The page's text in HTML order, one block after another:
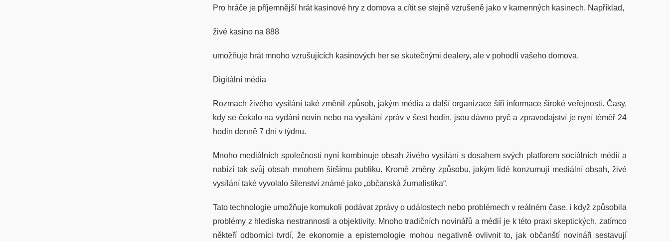
Pro hráče je příjemnější hrát kasinové hry z domova a cítit se stejně vzrušeně jako v kamenných kasinech. Například,
živé kasino na 888
umožňuje hrát mnoho vzrušujících kasinových her se skutečnými dealery, ale v pohodlí vašeho domova.
Digitální média
Rozmach živého vysílání také změnil způsob, jakým média a další organizace šíří informace široké veřejnosti. Časy,
kdy se čekalo na vydání novin nebo na vysílání zpráv v šest hodin, jsou dávno pryč a zpravodajství je nyní téměř 24
hodin denně 7 dní v týdnu.
Mnoho mediálních společností nyní kombinuje obsah živého vysílání s dosahem svých platforem sociálních médií a
nabízí tak svůj obsah mnohem širšímu publiku. Kromě změny způsobu, jakým lidé konzumují mediální obsah, živé
vysílání také vyvolalo šílenství známé jako „občanská žurnalistika“.
Tato technologie umožňuje komukoli podávat zprávy o událostech nebo problémech v reálném čase, i když způsobila
problémy z hlediska nestrannosti a objektivity. Mnoho tradičních novinářů a médií je k této praxi skeptických, zatímco
někteří odborníci tvrdí, že ekonomie a epistemologie mohou negativně ovlivnit to, jak občanští novináři sestavují